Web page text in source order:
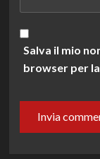
Salva il mio
browser per